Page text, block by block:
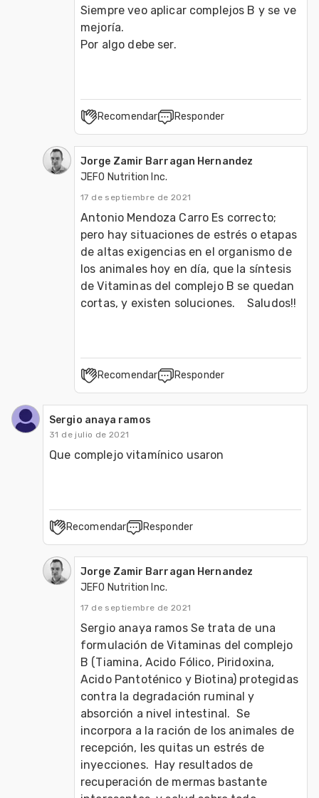
Siempre veo aplicar complejos B y se ve
mejoría.
Por algo debe ser.
Recomendar Responder
Jorge Zamir Barragan Hernandez
JEFO Nutrition Inc.
17 de septiembre de 2021
Antonio Mendoza Carro Es correcto;
pero hay situaciones de estrés o etapas
de altas exigencias en el organismo de
los animales hoy en día, que la síntesis
de Vitaminas del complejo B se quedan
cortas, y existen soluciones.    Saludos!!
Recomendar Responder
Sergio anaya ramos
31 de julio de 2021
Que complejo vitamínico usaron
Recomendar Responder
Jorge Zamir Barragan Hernandez
JEFO Nutrition Inc.
17 de septiembre de 2021
Sergio anaya ramos Se trata de una
formulación de Vitaminas del complejo
B (Tiamina, Acido Fólico, Piridoxina,
Acido Pantoténico y Biotina) protegidas
contra la degradación ruminal y
absorción a nivel intestinal.  Se
incorpora a la ración de los animales de
recepción, les quitas un estrés de
inyecciones.  Hay resultados de
recuperación de mermas bastante